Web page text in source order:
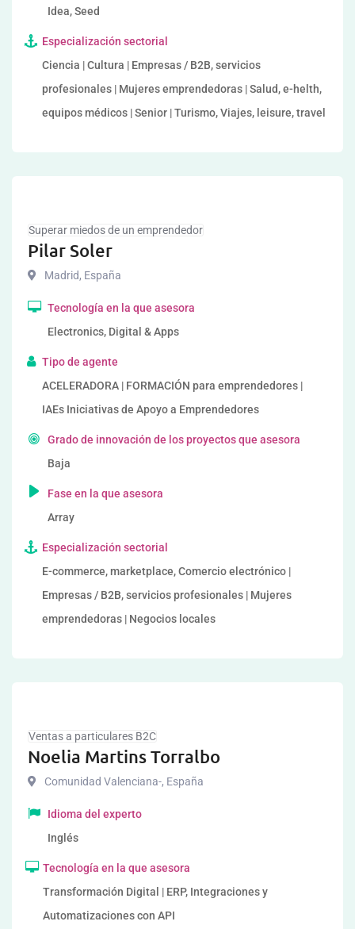
Idea, Seed
Especialización sectorial
Ciencia | Cultura | Empresas / B2B, servicios
profesionales | Mujeres emprendedoras | Salud, e-helth,
equipos médicos | Senior | Turismo, Viajes, leisure, travel
Superar miedos de un emprendedor
Pilar Soler
Madrid, España
Tecnología en la que asesora
Electronics, Digital & Apps
Tipo de agente
ACELERADORA | FORMACIÓN para emprendedores |
IAEs Iniciativas de Apoyo a Emprendedores
Grado de innovación de los proyectos que asesora
Baja
Fase en la que asesora
Array
Especialización sectorial
E-commerce, marketplace, Comercio electrónico |
Empresas / B2B, servicios profesionales | Mujeres
emprendedoras | Negocios locales
Ventas a particulares B2C
Noelia Martins Torralbo
Comunidad Valenciana-, España
Idioma del experto
Inglés
Tecnología en la que asesora
Transformación Digital | ERP, Integraciones y
Automatizaciones con API